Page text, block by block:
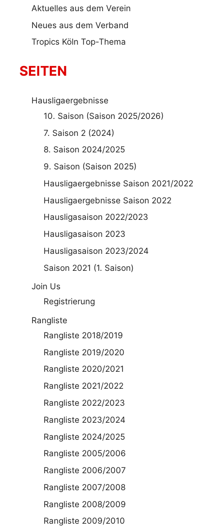
Aktuelles aus dem Verein
Neues aus dem Verband
Tropics Köln Top-Thema
SEITEN
Hausligaergebnisse
10. Saison (Saison 2025/2026)
7. Saison 2 (2024)
8. Saison 2024/2025
9. Saison (Saison 2025)
Hausligaergebnisse Saison 2021/2022
Hausligaergebnisse Saison 2022
Hausligasaison 2022/2023
Hausligasaison 2023
Hausligasaison 2023/2024
Saison 2021 (1. Saison)
Join Us
Registrierung
Rangliste
Rangliste 2018/2019
Rangliste 2019/2020
Rangliste 2020/2021
Rangliste 2021/2022
Rangliste 2022/2023
Rangliste 2023/2024
Rangliste 2024/2025
Rangliste 2005/2006
Rangliste 2006/2007
Rangliste 2007/2008
Rangliste 2008/2009
Rangliste 2009/2010